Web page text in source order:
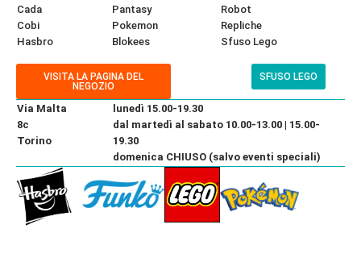
Cada
Cobi
Hasbro
Pantasy
Pokemon
Blokees
Robot
Repliche
Sfuso Lego
VISITA LA PAGINA DEL
NEGOZIO
SFUSO LEGO
Via Malta
8c
Torino
lunedì 15.00-19.30
dal martedì al sabato 10.00-13.00 | 15.00-
19.30
domenica CHIUSO (salvo eventi speciali)